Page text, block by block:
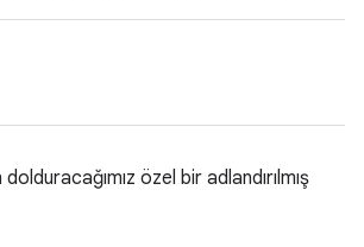
özel bir adlandırılmış